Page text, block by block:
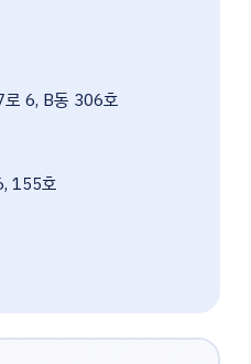
로 6, B동 306호
155호